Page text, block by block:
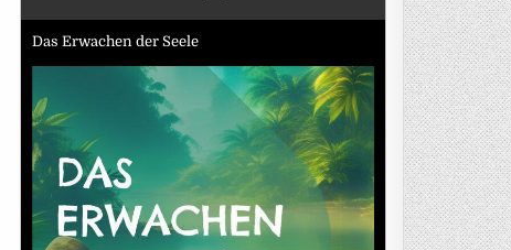
Das Erwachen der Seele